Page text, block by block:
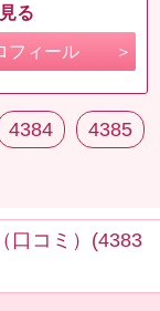
る
フィール
4384
4385
口コミ）(4383